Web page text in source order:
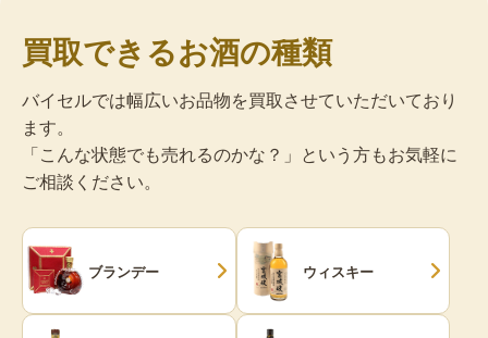
買取できるお酒の種類
バイセルでは幅広いお品物を買取させていただいており
ます。
「こんな状態でも売れるのかな？」という方もお気軽に
ご相談ください。
ブランデー ウィスキー